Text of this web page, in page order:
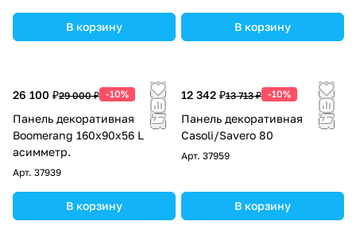
В корзину В корзину
26 100 ₽29 000 ₽ -10%
Панель декоративная
Boomerang 160x90х56 L
асимметр.
Арт. 37939
В корзину
12 342 ₽13 713 ₽ -10%
Панель декоративная
Casoli/Savero 80
Арт. 37959
В корзину